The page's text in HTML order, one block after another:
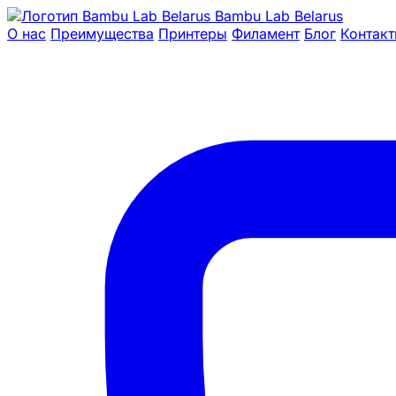
Bambu Lab Belarus
О нас Преимущества Принтеры Филамент Блог